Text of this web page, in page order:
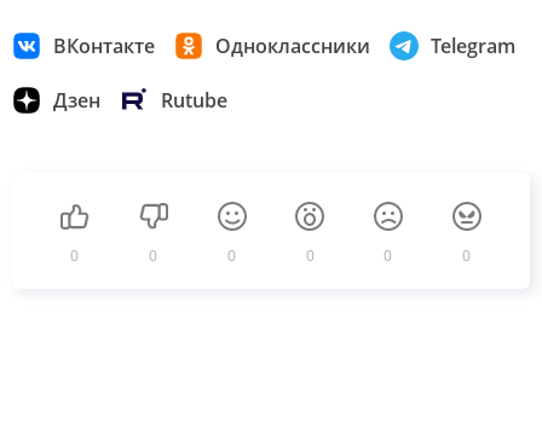
ВКонтакте Одноклассники Telegram
Дзен Rutube
0 0 0 0 0 0